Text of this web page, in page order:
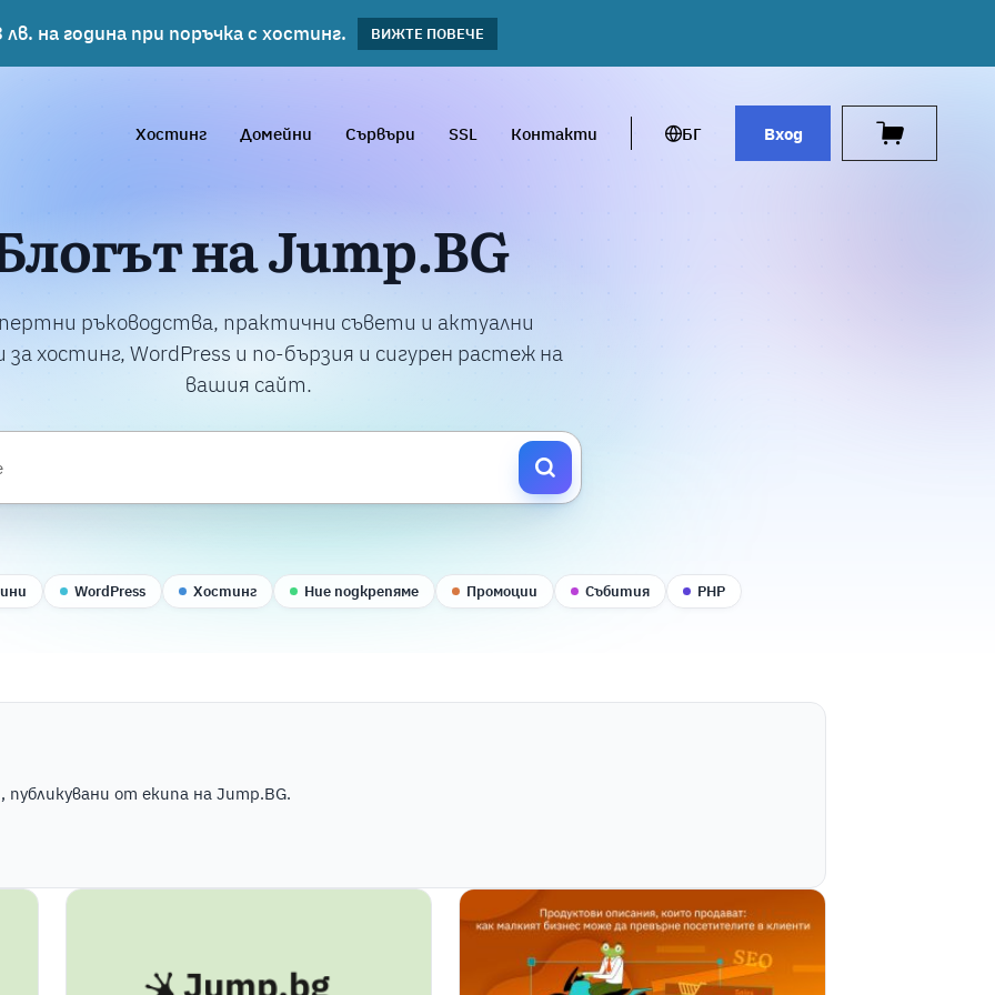
на година при поръчка с хостинг. ВИЖТЕ ПОВЕЧЕ
ВИЖΤΕ ПОВЕЧЕ
Хостинг Домейни Сървъри SSL Контакти БГ Вход
на Jump.BG
ръководства, практични съвети и актуални
за хостинг, WordPress и по-бързия и сигурен растеж на
вашия сайт.
WordPress Хостинг Ние подкрепяме Промоции Събития PHP
от екипа на Jump.BG.